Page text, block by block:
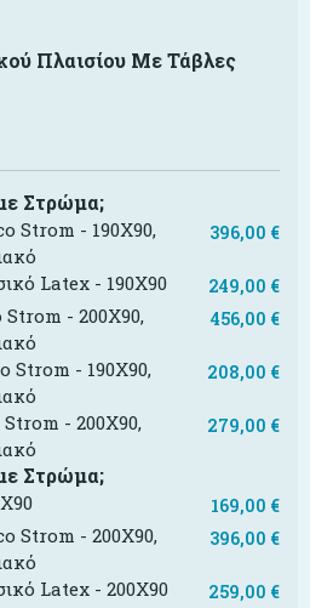
Πλαισίου Με Τάβλες
Στρώμα;
Strom - 190X90,
396,00 €
Latex - 190X90 249,00 €
- 200X90,
456,00 €
Strom - 190X90,
208,00 €
- 200X90,
279,00 €
Στρώμα;
169,00 €
Strom - 200X90,
396,00 €
Latex - 200X90 259,00 €